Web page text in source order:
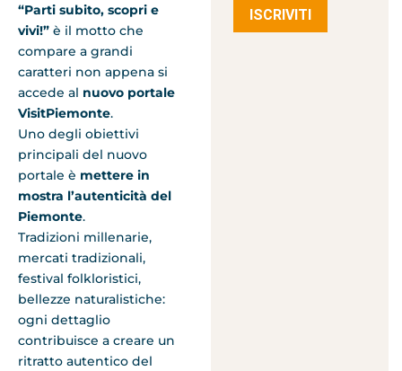
“Parti subito, scopri e
vivi!” è il motto che
compare a grandi
caratteri non appena si
accede al nuovo portale
VisitPiemonte.
Uno degli obiettivi
principali del nuovo
portale è mettere in
mostra l’autenticità del
Piemonte.
Tradizioni millenarie,
mercati tradizionali,
festival folkloristici,
bellezze naturalistiche:
ogni dettaglio
contribuisce a creare un
ritratto autentico del
ISCRIVITI